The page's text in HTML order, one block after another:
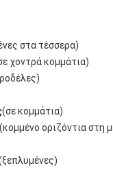
στα τέσσερα)
χοντρά κομμάτια)
(σε κομμάτια)
(κομμένο οριζόντια στη